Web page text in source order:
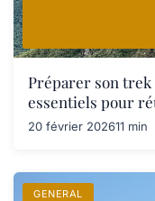
Préparer son trek
essentiels pour
20 février 202611 min
GENERAL